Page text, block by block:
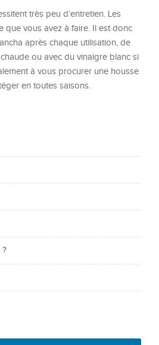
très peu d’entretien. Les
que vous avez à faire. Il est donc
après chaque utilisation, de
ou avec du vinaigre blanc si
à vous procurer une housse
en toutes saisons.
?